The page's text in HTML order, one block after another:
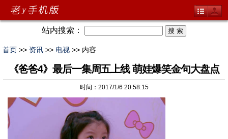
站内搜索：
首页 >> 资讯 >> 电视 >> 内容
《爸爸4》最后一集周五上线 萌娃爆笑金句大盘点
时间：2017/1/6 20:58:15